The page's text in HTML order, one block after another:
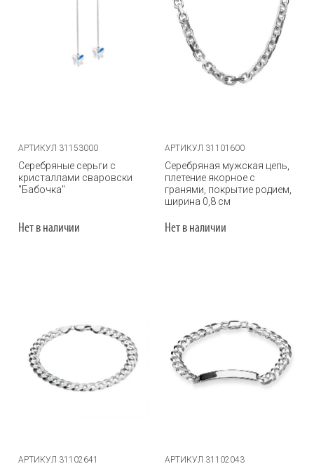
АРТИКУЛ 31153000
Серебряные серьги с
кристаллами сваровски
"Бабочка"
Нет в наличии
АРТИКУЛ 31101600
Серебряная мужская цепь,
плетение якорное с
гранями, покрытие родием,
ширина 0,8 см
Нет в наличии
АРТИКУЛ 31102641 АРТИКУЛ 31102043